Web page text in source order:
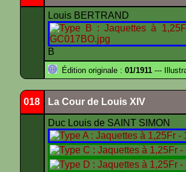
Louis BERTRAND
B
Édition originale : 01/1911 ---
018 La Cour de Louis XIV
Duc Louis de SAINT SIMON